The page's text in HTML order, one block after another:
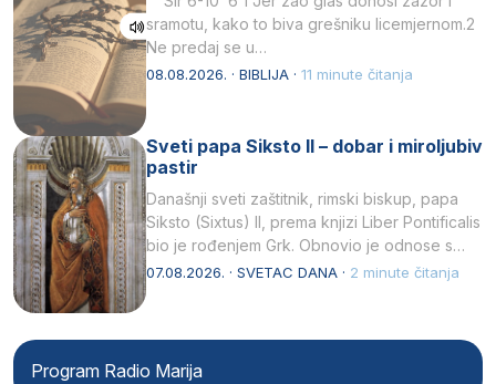
sramotu, kako to biva grešniku licemjernom.2
Ne predaj se u…
08.08.2026. · BIBLIJA · 11 minute čitanja
Sveti papa Siksto II – dobar i miroljubiv
pastir
Današnji sveti zaštitnik, rimski biskup, papa
Siksto (Sixtus) II, prema knjizi Liber Pontificalis
bio je rođenjem Grk. Obnovio je odnose s
afričkim…
07.08.2026. · SVETAC DANA · 2 minute čitanja
Program Radio Marija